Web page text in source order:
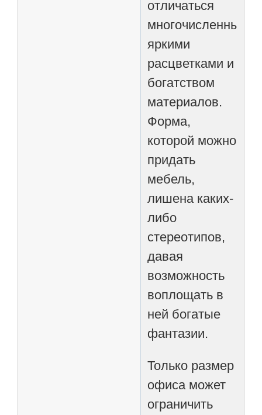
отличаться
многочисленными
яркими
расцветками и
богатством
материалов.
Форма,
которой можно
придать
мебель,
лишена каких-
либо
стереотипов,
давая
возможность
воплощать в
ней богатые
фантазии.
Только размер
офиса может
ограничить